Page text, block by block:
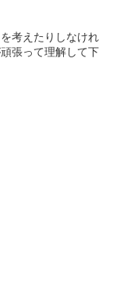
考えたりしなけれ
張って理解して下